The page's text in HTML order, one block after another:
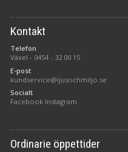
Kontakt
Telefon
Växel - 0454 - 32 00 15
E-post
kundservice@ljusochmiljo.se
Socialt
Facebook Instagram
Ordinarie öppettider